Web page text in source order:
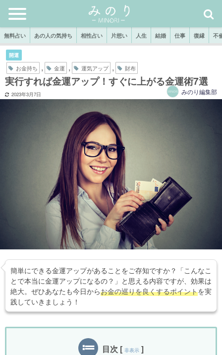
無料占い あの人の気持ち 相性占い 片想い 人生 結婚 仕事 復縁 不
開運
お金持ち , 金運 , 運気アップ , 財布
実行すれば金運アップ！すぐに上がる金運術7選
2023年3月7日 みのり編集部
簡単にできる金運アップがあることをご存知ですか？「こんなこ
とで本当に金運アップになるの？」と思える内容ですが、効果は
絶大。ぜひあなたも今日からお金の巡りを良くするポイントを実
践していきましょう！
目次 [ 非表示 ]